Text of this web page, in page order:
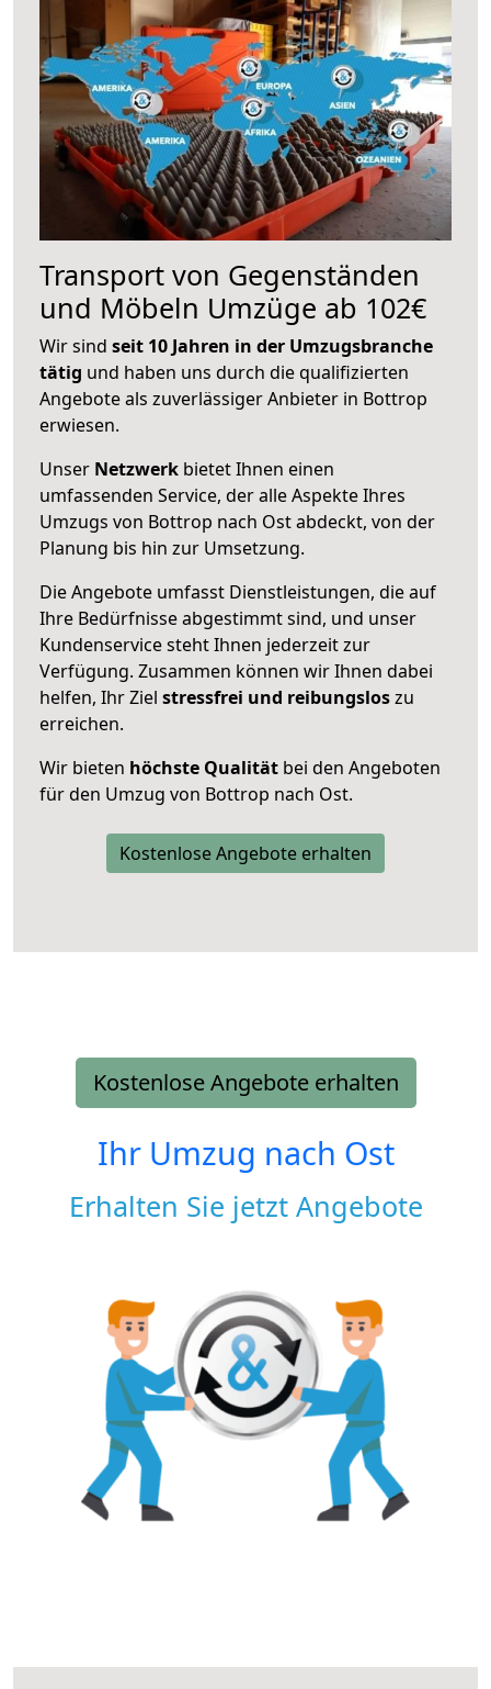
Transport von Gegenständen
und Möbeln Umzüge ab 102€
Wir sind seit 10 Jahren in der Umzugsbranche
tätig und haben uns durch die qualifizierten
Angebote als zuverlässiger Anbieter in Bottrop
erwiesen.
Unser Netzwerk bietet Ihnen einen
umfassenden Service, der alle Aspekte Ihres
Umzugs von Bottrop nach Ost abdeckt, von der
Planung bis hin zur Umsetzung.
Die Angebote umfasst Dienstleistungen, die auf
Ihre Bedürfnisse abgestimmt sind, und unser
Kundenservice steht Ihnen jederzeit zur
Verfügung. Zusammen können wir Ihnen dabei
helfen, Ihr Ziel stressfrei und reibungsloszu
erreichen.
Wir bieten höchste Qualität bei den Angeboten
für den Umzug von Bottrop nach Ost.
Kostenlose Angebote erhalten
Kostenlose Angebote erhalten
Ihr Umzug nach Ost
Erhalten Sie jetzt Angebote